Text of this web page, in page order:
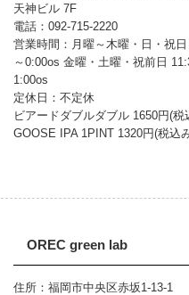
天神ビル 7F
電話：092-715-2220
営業時間：月曜～木曜・日・祝
～0:00os 金曜・土曜・祝前日
1:00os
定休日：不定休
ビアードダブルダブル 1650円(税
GOOSE IPA 1PINT 1320円(税込
OREC green lab
住所：福岡市中央区赤坂1-13-1